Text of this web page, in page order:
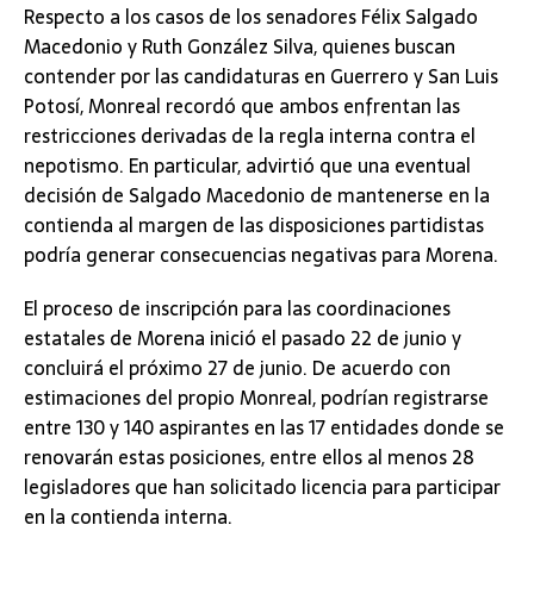
Respecto a los casos de los senadores Félix Salgado
Macedonio y Ruth González Silva, quienes buscan
contender por las candidaturas en Guerrero y San Luis
Potosí, Monreal recordó que ambos enfrentan las
restricciones derivadas de la regla interna contra el
nepotismo. En particular, advirtió que una eventual
decisión de Salgado Macedonio de mantenerse en la
contienda al margen de las disposiciones partidistas
podría generar consecuencias negativas para Morena.
El proceso de inscripción para las coordinaciones
estatales de Morena inició el pasado 22 de junio y
concluirá el próximo 27 de junio. De acuerdo con
estimaciones del propio Monreal, podrían registrarse
entre 130 y 140 aspirantes en las 17 entidades donde se
renovarán estas posiciones, entre ellos al menos 28
legisladores que han solicitado licencia para participar
en la contienda interna.